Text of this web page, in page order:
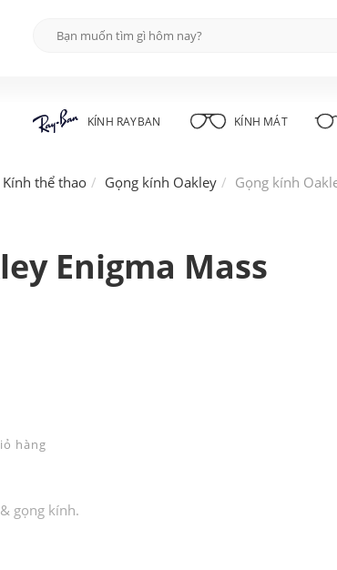
KÍNH RAYBAN KÍNH MÁT
Kính thể thao Gọng kính Oakley Gọng kính
Enigma Mass
hàng
gọng kính.